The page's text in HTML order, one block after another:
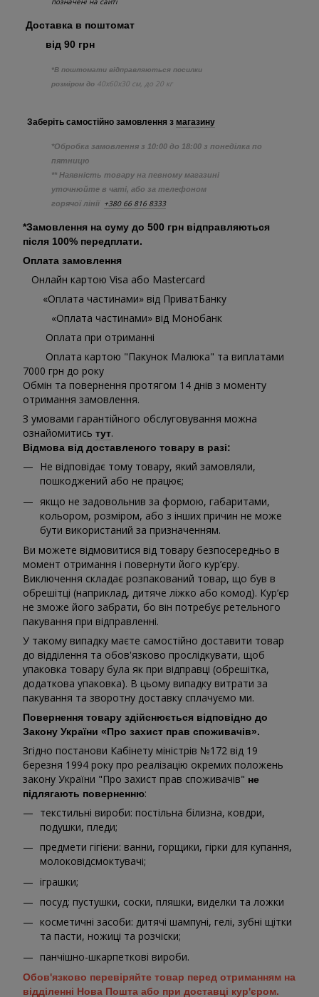
Доставка в поштомат
від 90 грн
*В поштомати відправляються посилки
розміром до 40х60х30 см, до 20 кг
Заберіть самостійно замовлення з магазину
*Обробка замовлення з 10:00 до 18:00 з понеділка по
пятницю
** Наявність товару на певному магазині
уточнюйте в чаті, або за телефоном
горячої лінії +380 66 816 8333
*Замовлення на суму до 500 грн відправляються
після 100% передплати.
Оплата замовлення
Онлайн картою Visa або Mastercard
«Оплата частинами» від ПриватБанку
«Оплата частинами» від Монобанк
Оплата при отриманні
Оплата картою "Пакунок Малюка" та виплатами
7000 грн до року
Обмін та повернення протягом 14 днів з моменту
отримання замовлення.
З умовами гарантійного обслуговування можна
ознайомитись тут.
Відмова від доставленого товару в разі:
Не відповідає тому товару, який замовляли,
пошкоджений або не працює;
якщо не задовольнив за формою, габаритами,
кольором, розміром, або з інших причин не може
бути використаний за призначенням.
Ви можете відмовитися від товару безпосередньо в
момент отримання і повернути його кур’єру.
Виключення складає розпакований товар, що був в
обрешітці (наприклад, дитяче ліжко або комод). Кур’єр
не зможе його забрати, бо він потребує ретельного
пакування при відправленні.
У такому випадку маєте самостійно доставити товар
до відділення та обов'язково прослідкувати, щоб
упаковка товару була як при відправці (обрешітка,
додаткова упаковка). В цьому випадку витрати за
пакування та зворотну доставку сплачуємо ми.
Повернення товару здійснюється відповідно до
Закону України «Про захист прав споживачів».
Згідно постанови Кабінету міністрів №172 від 19
березня 1994 року про реалізацію окремих положень
закону України "Про захист прав споживачів" не
підлягають поверненню:
текстильні вироби: постільна білизна, ковдри,
подушки, пледи;
предмети гігієни: ванни, горщики, гірки для купання,
молоковідсмоктувачі;
іграшки;
посуд: пустушки, соски, пляшки, виделки та ложки
косметичні засоби: дитячі шампуні, гелі, зубні щітки
та пасти, ножиці та розчіски;
панчішно-шкарпеткові вироби.
Обов'язково перевіряйте товар перед отриманням на
відділенні Нова Пошта або при доставці кур'єром.